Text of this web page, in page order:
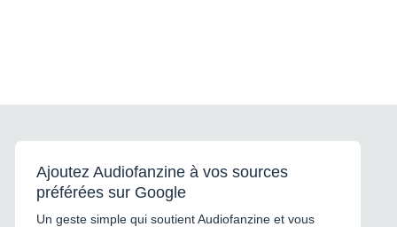
Ajoutez Audiofanzine à vos sources
préférées sur Google
Un geste simple qui soutient Audiofanzine et vous